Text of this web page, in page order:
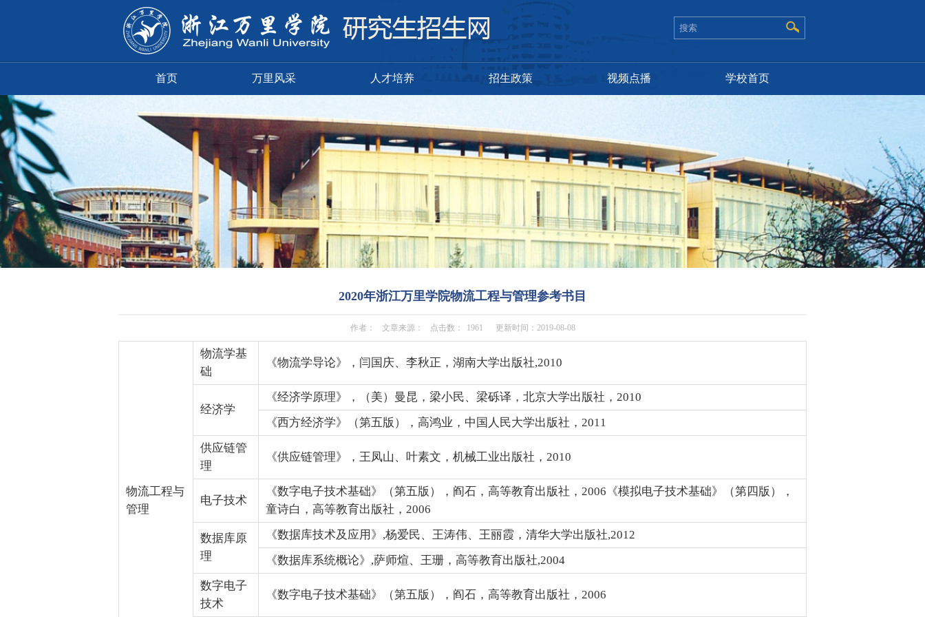
首页 万里风采 人才培养 招生政策 视频点播 学校首页
2020年浙江万里学院物流工程与管理参考书目
作者： 文章来源： 点击数： 1961 更新时间：2019-08-08
物流工程与
管理
物流学基
础
《物流学导论》，闫国庆、李秋正，湖南大学出版社,2010
经济学
《经济学原理》，（美）曼昆，梁小民、梁砾译，北京大学出版社，2010
《西方经济学》（第五版），高鸿业，中国人民大学出版社，2011
供应链管
理
《供应链管理》，王凤山、叶素文，机械工业出版社，2010
电子技术
《数字电子技术基础》（第五版），阎石，高等教育出版社，2006《模拟电子技术基础》（第四版），
童诗白，高等教育出版社，2006
数据库原
理
《数据库技术及应用》,杨爱民、王涛伟、王丽霞，清华大学出版社,2012
《数据库系统概论》,萨师煊、王珊，高等教育出版社,2004
数字电子
技术
《数字电子技术基础》（第五版），阎石，高等教育出版社，2006